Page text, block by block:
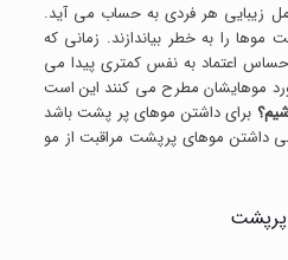
زیبایی هر فردی به حساب می آید.
را به خطر بیاندازند. زمانی که
اعتماد به نفس کمتری پیدا می
موهایشان مطرح می کنند این است
برای داشتن موهای پر پشت باشد
داشتن موهای پرپشت مراقبت از مو
پرپشت